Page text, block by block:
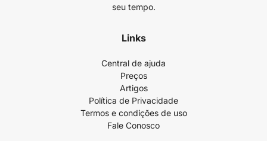
seu tempo.
Links
Central de ajuda
Preços
Artigos
Política de Privacidade
Termos e condições de uso
Fale Conosco